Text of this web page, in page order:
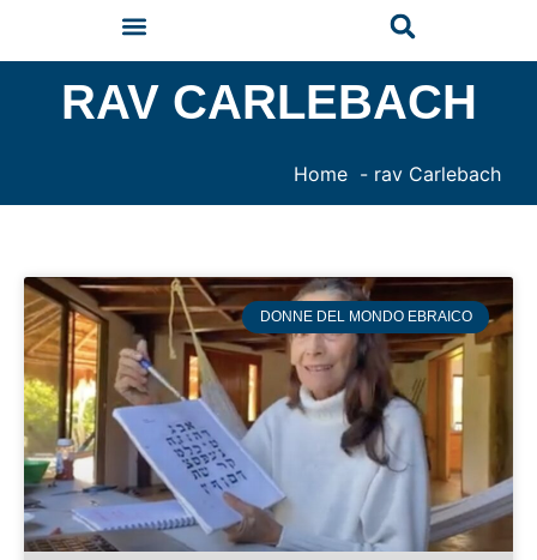
RAV CARLEBACH
Home rav Carlebach
DONNE DEL MONDO EBRAICO